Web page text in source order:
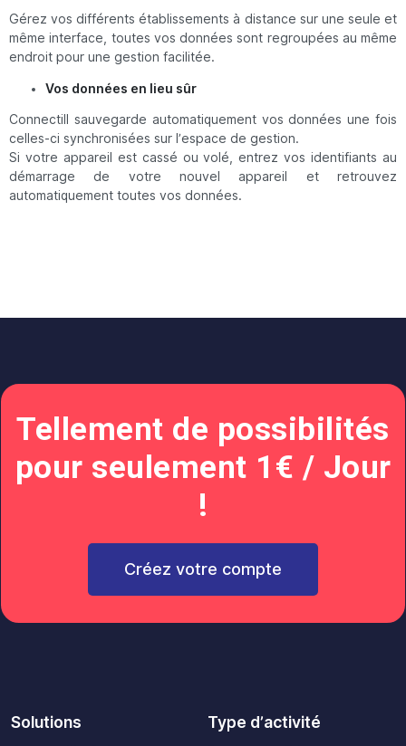
Gérez vos différents établissements à distance sur une seule et
même interface, toutes vos données sont regroupées au même
endroit pour une gestion facilitée.
Vos données en lieu sûr
Connectill sauvegarde automatiquement vos données une fois
celles-ci synchronisées sur l’espace de gestion.
Si votre appareil est cassé ou volé, entrez vos identifiants au
démarrage de votre nouvel appareil et retrouvez
automatiquement toutes vos données.
Tellement de possibilités
pour seulement 1€ / Jour
!
Créez votre compte
Solutions Type d’activité